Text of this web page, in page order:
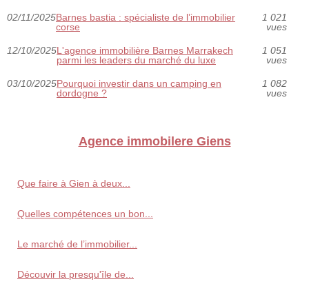
02/11/2025Barnes bastia : spécialiste de l’immobilier
corse
1 021
vues
12/10/2025L'agence immobilière Barnes Marrakech
parmi les leaders du marché du luxe
1 051
vues
03/10/2025Pourquoi investir dans un camping en
dordogne ?
1 082
vues
Agence immobilere Giens
Que faire à Gien à deux...
Quelles compétences un bon...
Le marché de l’immobilier...
Découvir la presqu'île de...